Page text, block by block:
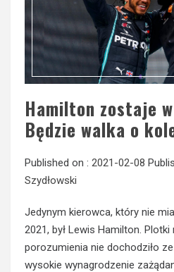
Hamilton zostaje
Będzie walka o
Published on : 2021-02-08
Szydłowski
Jedynym kierowca, który nie
2021, był Lewis Hamilton. Plotki
porozumienia nie dochodziło
wysokie wynagrodzenie